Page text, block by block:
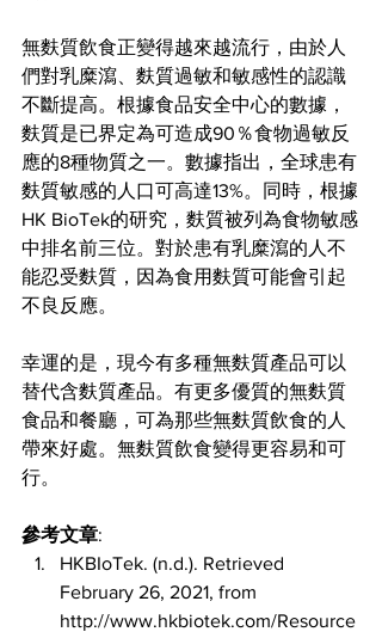
無麩質飲食正變得越來越流行，由於人
們對乳糜瀉、麩質過敏和敏感性的認識
不斷提高。根據食品安全中心的數據，
麩質是已界定為可造成90％食物過敏反
應的8種物質之一。數據指出，全球患有
麩質敏感的人口可高達13%。同時，根據
HK BioTek的研究，麩質被列為食物敏感
中排名前三位。對於患有乳糜瀉的人不
能忍受麩質，因為食用麩質可能會引起
不良反應。
幸運的是，現今有多種無麩質產品可以
替代含麩質產品。有更多優質的無麩質
食品和餐廳，可為那些無麩質飲食的人
帶來好處。無麩質飲食變得更容易和可
行。
參考文章:
HKBIoTek. (n.d.). Retrieved
February 26, 2021, from
http://www.hkbiotek.com/Resource